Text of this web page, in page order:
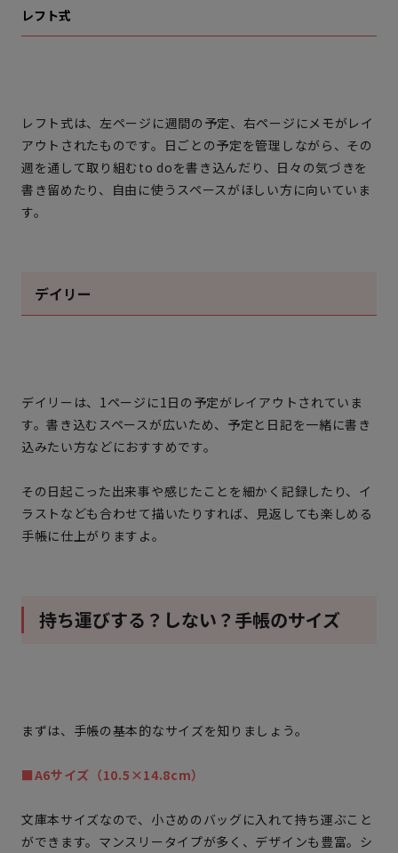
レフト式
レフト式は、左ページに週間の予定、右ページにメモがレイ
アウトされたものです。日ごとの予定を管理しながら、その
週を通して取り組むto doを書き込んだり、日々の気づきを
書き留めたり、自由に使うスペースがほしい方に向いていま
す。
デイリー
デイリーは、1ページに1日の予定がレイアウトされていま
す。書き込むスペースが広いため、予定と日記を一緒に書き
込みたい方などにおすすめです。
その日起こった出来事や感じたことを細かく記録したり、イ
ラストなども合わせて描いたりすれば、見返しても楽しめる
手帳に仕上がりますよ。
持ち運びする？しない？手帳のサイズ
まずは、手帳の基本的なサイズを知りましょう。
■A6サイズ（10.5×14.8cm）
文庫本サイズなので、小さめのバッグに入れて持ち運ぶこと
ができます。マンスリータイプが多く、デザインも豊富。シ